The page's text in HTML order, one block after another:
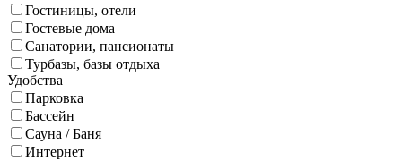
Гостиницы, отели
Гостевые дома
Санатории, пансионаты
Турбазы, базы отдыха
Удобства
Парковка
Бассейн
Сауна / Баня
Интернет